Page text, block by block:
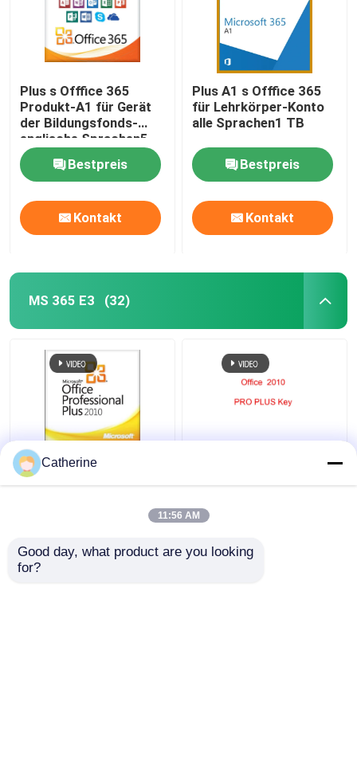
Plus s Offfice 365
Produkt-A1 für Gerät
der Bildungsfonds-
englische Sprachen5
Bestpreis
Kontakt
Plus A1 s Offfice 365
für Lehrkörper-Konto
alle Sprachen1 TB
Bestpreis
Kontakt
MS 365 E3 (32)
Volle Aktivierung 2010
Versions- Offices 2010
2010 Frau-Office
Catherine
11:56 AM
Good day, what product are you looking
for?